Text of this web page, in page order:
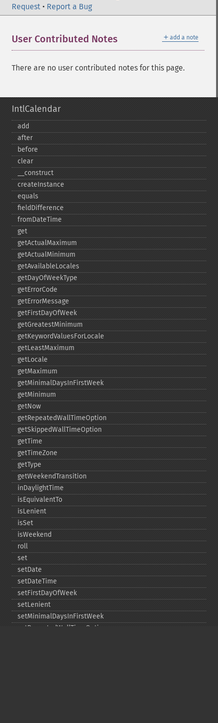
Request • Report a Bug
＋ add a note
User Contributed Notes
There are no user contributed notes for this page.
IntlCalendar
add
after
before
clear
_​_​construct
createInstance
equals
fieldDifference
fromDateTime
get
getActualMaximum
getActualMinimum
getAvailableLocales
getDayOfWeekType
getErrorCode
getErrorMessage
getFirstDayOfWeek
getGreatestMinimum
getKeywordValuesForLocale
getLeastMaximum
getLocale
getMaximum
getMinimalDaysInFirstWeek
getMinimum
getNow
getRepeatedWallTimeOption
getSkippedWallTimeOption
getTime
getTimeZone
getType
getWeekendTransition
inDaylightTime
isEquivalentTo
isLenient
isSet
isWeekend
roll
set
setDate
setDateTime
setFirstDayOfWeek
setLenient
setMinimalDaysInFirstWeek
setRepeatedWallTimeOption